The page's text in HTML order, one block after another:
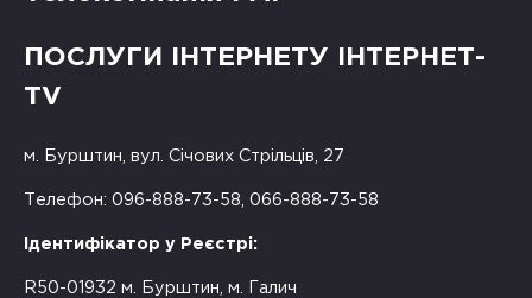
ПОСЛУГИ ІНТЕРНЕТУ ІНТЕРНЕТ-
TV
м. Бурштин, вул. Січових Стрільців, 27
Телефон: 096-888-73-58, 066-888-73-58
Ідентифікатор у Реєстрі:
R50-01932 м. Бурштин, м. Галич